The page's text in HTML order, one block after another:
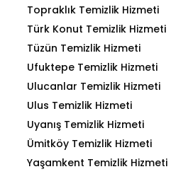
Topraklık Temizlik Hizmeti
Türk Konut Temizlik Hizmeti
Tüzün Temizlik Hizmeti
Ufuktepe Temizlik Hizmeti
Ulucanlar Temizlik Hizmeti
Ulus Temizlik Hizmeti
Uyanış Temizlik Hizmeti
Ümitköy Temizlik Hizmeti
Yaşamkent Temizlik Hizmeti